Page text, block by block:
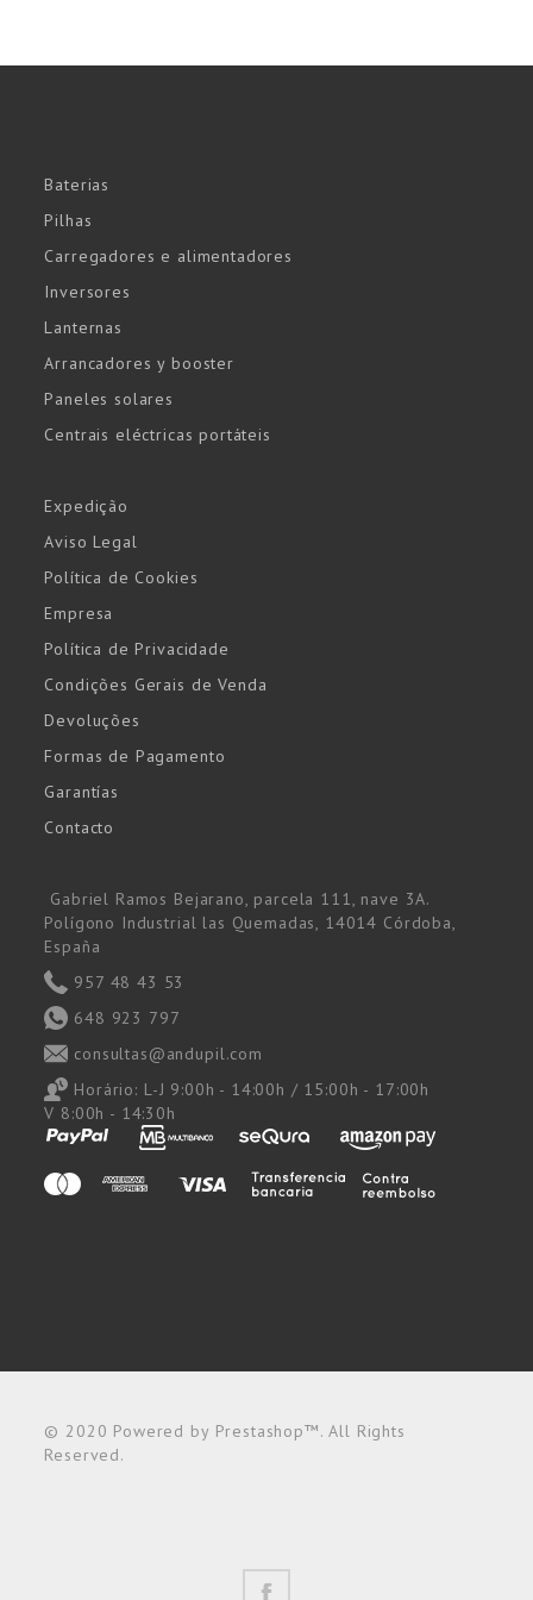
Baterias
Pilhas
Carregadores e alimentadores
Inversores
Lanternas
Arrancadores y booster
Paneles solares
Centrais eléctricas portáteis
Expedição
Aviso Legal
Política de Cookies
Empresa
Política de Privacidade
Condições Gerais de Venda
Devoluções
Formas de Pagamento
Garantías
Contacto
Gabriel Ramos Bejarano, parcela 111, nave 3A.
Polígono Industrial las Quemadas, 14014 Córdoba,
España
957 48 43 53
648 923 797
consultas@andupil.com
Horário: L-J 9:00h - 14:00h / 15:00h - 17:00h
V 8:00h - 14:30h
© 2020 Powered by Prestashop™. All Rights
Reserved.